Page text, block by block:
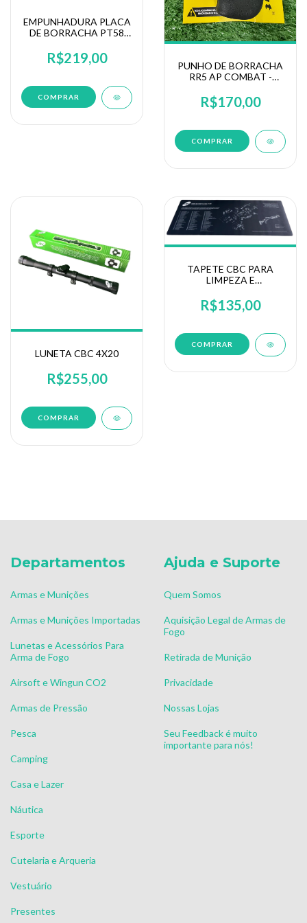
EMPUNHADURA PLACA
DE BORRACHA PT58
R$219,00
PUNHO DE BORRACHA
RR5 AP COMBAT -
ANATÔMICA
REVÓLVER ROSSI 5T
R$170,00
LUNETA CBC 4X20
R$255,00
TAPETE CBC PARA
LIMPEZA E
ARMAS OU BASE
MOUSE PAD 91X31CM
R$135,00
COMPRAR
Departamentos
Armas e Munições
Armas e Munições Importadas
Lunetas e Acessórios Para
Arma de Fogo
Airsoft e Wingun CO2
Armas de Pressão
Pesca
Camping
Casa e Lazer
Náutica
Esporte
Cutelaria e Arqueria
Vestuário
Presentes
Ajuda e Suporte
Quem Somos
Aquisição Legal de Armas de
Fogo
Retirada de Munição
Privacidade
Nossas Lojas
Seu Feedback é muito
importante para nós!